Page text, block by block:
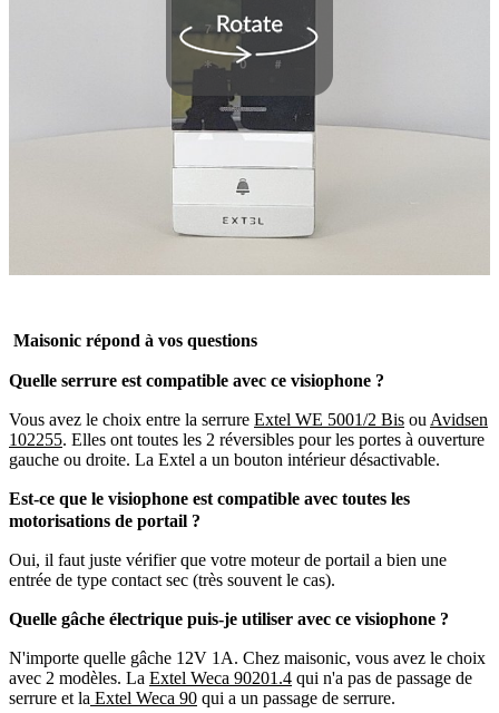
​Maisonic répond à vos questions
Quelle serrure est compatible avec ce visiophone ?
Vous avez le choix entre la serrure Extel WE 5001/2 Bis ouAvidsen
102255. Elles ont toutes les 2 réversibles pour les portes à ouverture
gauche ou droite. La Extel a un bouton intérieur désactivable.
Est-ce que le visiophone est compatible avec toutes les
motorisations de portail ?
Oui, il faut juste vérifier que votre moteur de portail a bien une
entrée de type contact sec (très souvent le cas).
Quelle gâche électrique puis-je utiliser avec ce visiophone ?
N'importe quelle gâche 12V 1A. Chez maisonic, vous avez le choix
avec 2 modèles. La Extel Weca 90201.4 qui n'a pas de passage de
serrure et la Extel Weca 90 qui a un passage de serrure.